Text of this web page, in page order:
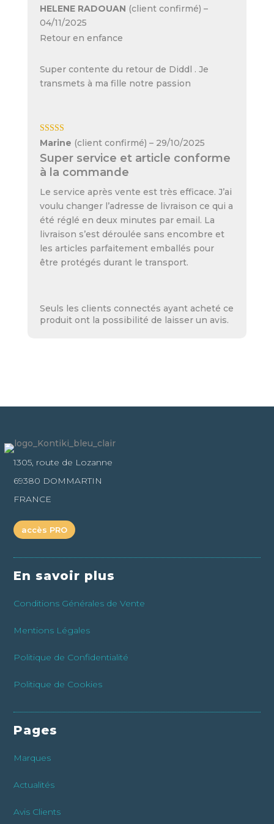
Note5sur 5
HELENE RADOUAN (client confirmé) –
04/11/2025
Retour en enfance
Super contente du retour de Diddl . Je
transmets à ma fille notre passion
Note5sur 5
Marine (client confirmé) – 29/10/2025
Super service et article conforme
à la commande
Le service après vente est très efficace. J’ai
voulu changer l’adresse de livraison ce qui a
été réglé en deux minutes par email. La
livraison s’est déroulée sans encombre et
les articles parfaitement emballés pour
être protégés durant le transport.
Seuls les clients connectés ayant acheté ce
produit ont la possibilité de laisser un avis.
1305, route de Lozanne
69380 DOMMARTIN
FRANCE
accès PRO
En savoir plus
Conditions Générales de Vente
Mentions Légales
Politique de Confidentialité
Politique de Cookies
Pages
Marques
Actualités
Avis Clients